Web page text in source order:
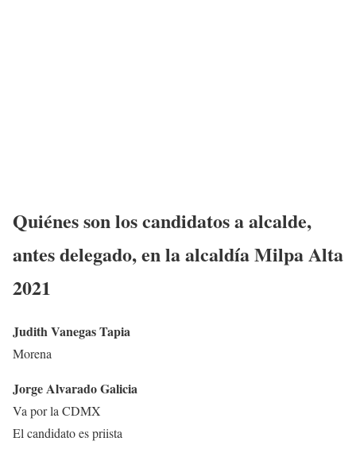
Quiénes son los candidatos a alcalde,
antes delegado, en la alcaldíaMilpa Alta
2021
Judith Vanegas Tapia
Morena
Jorge Alvarado Galicia
Va por la CDMX
El candidato es priista